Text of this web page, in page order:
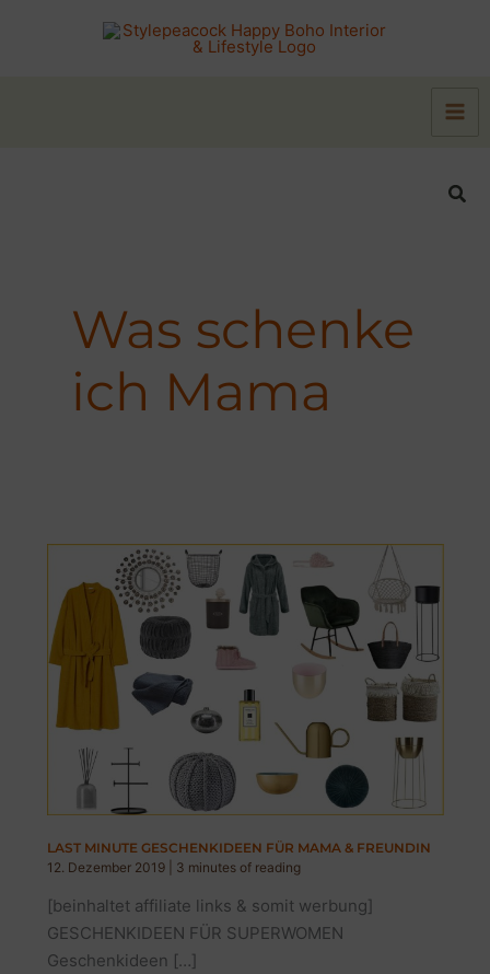
Was schenke
ich Mama
LAST MINUTE GESCHENKIDEEN FÜR MAMA & FREUNDIN
12. Dezember 2019
3 minutes of reading
[beinhaltet affiliate links & somit werbung]
GESCHENKIDEEN FÜR SUPERWOMEN
Geschenkideen […]